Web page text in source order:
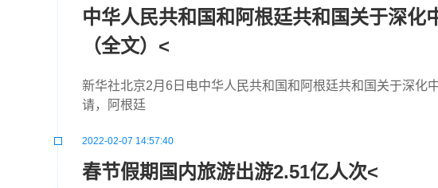
中华人民共和国和阿根廷共和国关于深化
（全文）<
新华社北京2月6日电中华人民共和国和阿根廷共和国关于深化
请，阿根廷
2022-02-07 14:57:40
春节假期国内旅游出游2.51亿人次<